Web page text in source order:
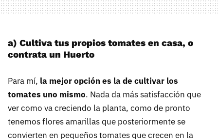
a) Cultiva tus propios tomates en casa, o
contrata un Huerto
Para mí, la mejor opción es la de cultivar los
tomates uno mismo. Nada da más satisfacción que
ver como va creciendo la planta, como de pronto
tenemos flores amarillas que posteriormente se
convierten en pequeños tomates que crecen en la